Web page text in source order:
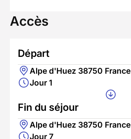
Accès
Départ
Alpe d'Huez 38750 France
Jour 1
Fin du séjour
Alpe d'Huez 38750 France
Jour 7